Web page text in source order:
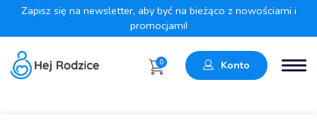
Zapisz się na newsletter, aby być na bieżąco z nowościami i
promocjami!
0 Konto